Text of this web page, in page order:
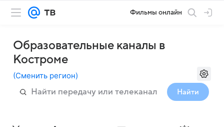
Фильмы онлайн
Образовательные каналы в
Костроме
(Сменить регион)
Найти